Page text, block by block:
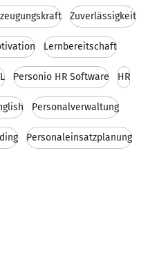
Zuverlässigkeit
Lernbereitschaft
Personio HR Software HR
Personalverwaltung
Personaleinsatzplanung